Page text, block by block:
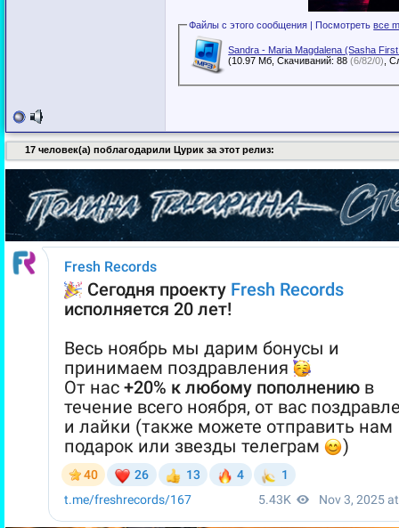
Файлы с этого сообщения | Посмотретьвсе
Sandra - Maria Magdalena (Sasha
(10.97 Мб, Скачиваний: 88(6/82/0)
17 человек(а) поблагодарили Цурик за этот релиз: